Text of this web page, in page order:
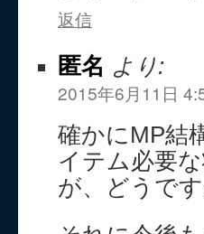
返信
匿名 より:
2015年6月11日
確かにMP結
イテム必要
が、どうです